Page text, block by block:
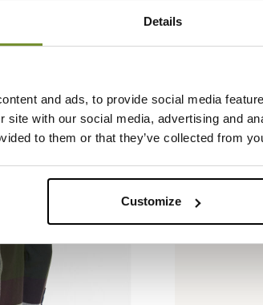
Details
and ads, to provide social media
site with our social media, advertising and
to them or that they’ve collected from
Customize